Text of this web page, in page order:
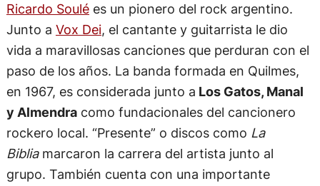
Ricardo Soulées un pionero del rock argentino.
Junto a Vox Dei, el cantante y guitarrista le dio
vida a maravillosas canciones que perduran con el
paso de los años. La banda formada en Quilmes,
en 1967, es considerada junto a Los Gatos, Manal
y Almendracomo fundacionales del cancionero
rockero local. “Presente” o discos como La
Bibliamarcaron la carrera del artista junto al
grupo. También cuenta con una importante